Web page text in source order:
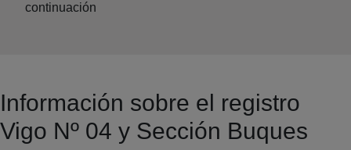
continuación
Información sobre el registro
Vigo Nº 04 y Sección Buques